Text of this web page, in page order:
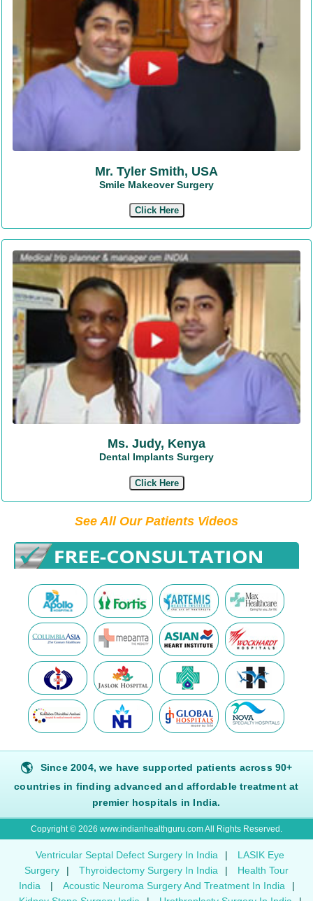
Mr. Tyler Smith, USA
Smile Makeover Surgery
Click Here
Ms. Judy, Kenya
Dental Implants Surgery
Click Here
See All Our Patients Videos
🌎
Since 2004, we have supported patients across 90+
countries in finding advanced and affordable treatment at
premier hospitals in India.
Copyright © 2026 www.indianhealthguru.com All Rights Reserved.
Ventricular Septal Defect Surgery In India |
LASIK Eye
Surgery
| Thyroidectomy Surgery In India |
Health Tour
India
| Acoustic Neuroma Surgery And Treatment In India
|